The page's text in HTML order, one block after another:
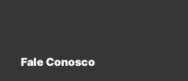
Fale Conosco